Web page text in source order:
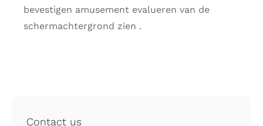
bevestigen amusement evalueren van de
schermachtergrond zien .
Contact us